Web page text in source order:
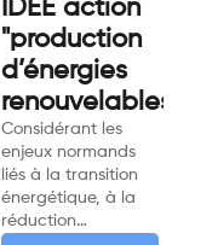
IDEE action
"production
d’énergies
renouvelables"
Considérant les
enjeux normands
liés à la transition
énergétique, à la
réduction…